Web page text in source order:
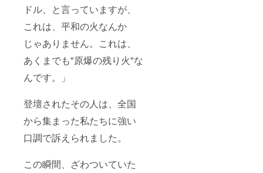
ドル、と言っていますが、
これは、平和の火なんか
じゃありません。これは、
あくまでも"原爆の残り火"な
んです。」
登壇されたその人は、全国
から集まった私たちに強い
口調で訴えられました。
この瞬間、ざわついていた